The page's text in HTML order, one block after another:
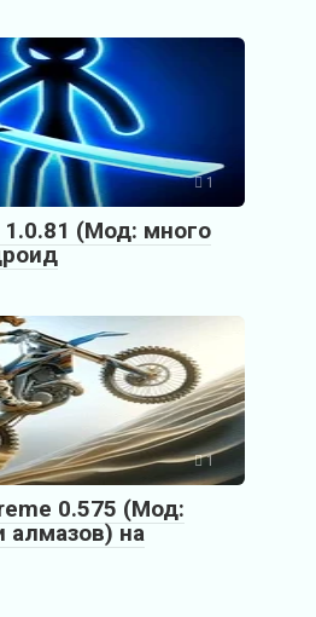
1
(Мод: много
1
0.575 (Мод:
алмазов) на